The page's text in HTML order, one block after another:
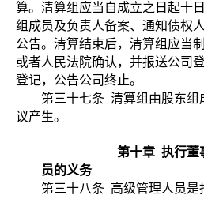
算。清算组应当自成立之日起十
组成员及负责人备案、通知债权
公告。清算结束后，清算组应当
或者人民法院确认，并报送公司
登记，公告公司终止。
第三十七条 清算组由股东组
议产生。
第十章 执行董
员的义务
第三十八条 高级管理人员是